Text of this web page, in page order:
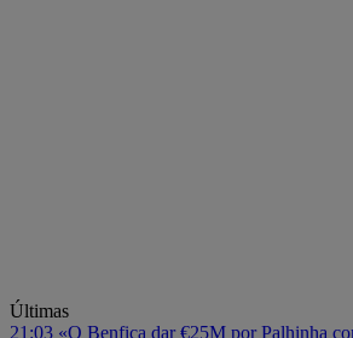
Últimas
21:03 «O Benfica dar €25M por Palhinha